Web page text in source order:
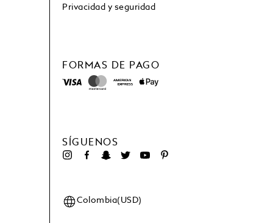
FORMAS DE PAGO
SÍGUENOS
Privacidad y seguridad
Colombia(USD)